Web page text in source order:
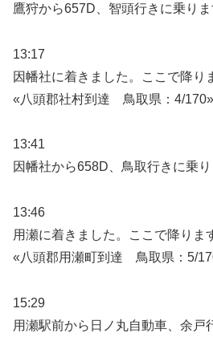
鷹狩から657D、智頭行きに乗りま
13:17
因幡社に着きました。ここで降り
«八頭郡社村到達 鳥取県：4/170»
13:41
因幡社から658D、鳥取行きに乗り
13:46
用瀬に着きました。ここで降りま
«八頭郡用瀬町到達 鳥取県：5/
15:29
用瀬駅前から日ノ丸自動車、余戸